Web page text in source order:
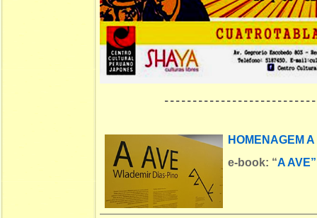
HOMENAGEM
e-book: “A